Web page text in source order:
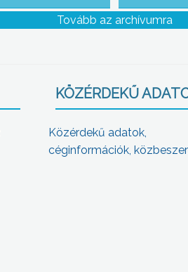
Tovább az archívumra
KÖZÉRDEKŰ
Közérdekű adatok,
céginformációk,